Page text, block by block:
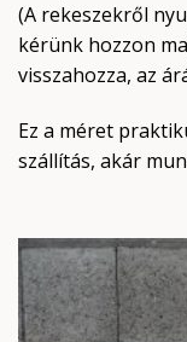
(A rekeszekről
kérünk hozzon
visszahozza, az
Ez a méret
szállítás, akár